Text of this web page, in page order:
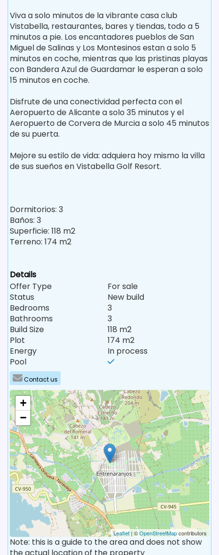
Viva a solo minutos de la vibrante casa club
Vistabella, restaurantes, bares y tiendas, todo a 5
minutos a pie. Los encantadores pueblos de San
Miguel de Salinas y Los Montesinos estan a solo 5
minutos en coche, mientras que las pristinas playas
con Bandera Azul de Guardamar le esperan a solo
15 minutos en coche.
Disfrute de una conectividad perfecta con el
Aeropuerto de Alicante a solo 35 minutos y el
Aeropuerto de Corvera de Murcia a solo 45 minutos
de su puerta.
Mejore su estilo de vida: adquiera hoy mismo la villa
de sus sueños en Vistabella Golf Resort.
Dormitorios: 3
Baños: 3
Superficie: 118 m2
Terreno: 174 m2
Details
Offer Type
For sale
Status
New build
Bedrooms
3
Bathrooms
3
Build Size
118 m2
Plot
174 m2
Energy
In process
Pool
Contact us
+
−
Leaflet | ©OpenStreetMapcontributors
Note: this is a guide to the area and does not show
the actual location of the property